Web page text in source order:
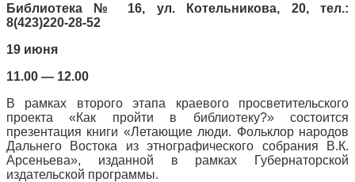
Библиотека № 16, ул. Котельникова, 20, тел.:
8(423)220-28-52
19 июня
11.00 — 12.00
В рамках второго этапа краевого просветительского
проекта «Как пройти в библиотеку?» состоится
презентация книги «Летающие люди. Фольклор народов
Дальнего Востока из этнографического собрания В.К.
Арсеньева», изданной в рамках Губернаторской
издательской программы.